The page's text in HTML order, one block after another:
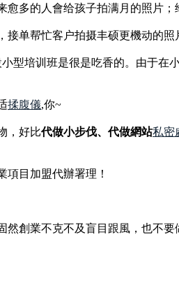
愈多的人會给孩子拍满月的照片
接单帮忙客户拍摄丰硕更機动的照
型培训班是很是吃香的。由于在
揉腹儀,你~
，好比代做小步伐、代做網站私密
項目加盟代辦署理！
然創業不克不及盲目跟風，也不